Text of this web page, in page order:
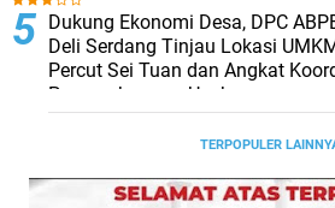
Dukung Ekonomi Desa, DPC
Deli Serdang Tinjau Lokasi
Percut Sei Tuan dan Angkat
Pengembangan Usaha
TERPOPULER